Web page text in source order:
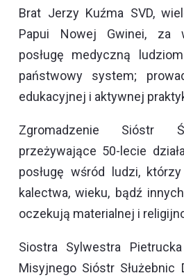
Brat Jerzy Kuźma SVD,
Papui Nowej Gwinei, za
posługę medyczną
państwowy system;
edukacyjnej i aktywnej
Zgromadzenie Sióstr
przeżywające 50-lecie
posługę wśród ludzi,
kalectwa, wieku, bądź
oczekują materialnej i
Siostra Sylwestra
Misyjnego Sióstr Służebnic